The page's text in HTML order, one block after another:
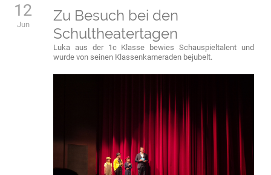
12
Jun
Zu Besuch bei den
Schultheatertagen
Luka aus der 1c Klasse bewies Schauspieltalent und
wurde von seinen Klassenkameraden bejubelt.